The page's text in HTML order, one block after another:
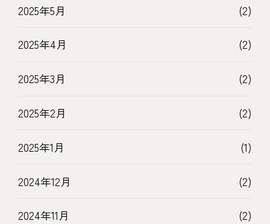
2025年5月 (2)
2025年4月 (2)
2025年3月 (2)
2025年2月 (2)
2025年1月 (1)
2024年12月 (2)
2024年11月 (2)